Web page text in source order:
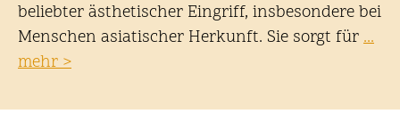
beliebter ästhetischer Eingriff, insbesondere bei
Menschen asiatischer Herkunft. Sie sorgt für ...
mehr